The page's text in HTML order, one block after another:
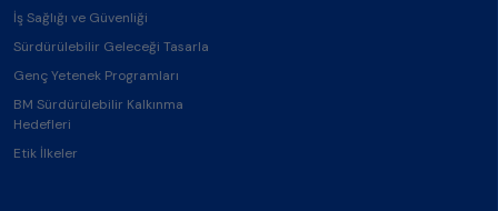
İş Sağlığı ve Güvenliği
Sürdürülebilir Geleceği Tasarla
Genç Yetenek Programları
BM Sürdürülebilir Kalkınma
Hedefleri
Etik İlkeler